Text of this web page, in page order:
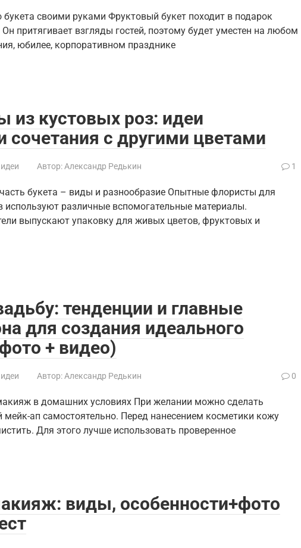
букета своими руками Фруктовый букет походит в подарок
притягивает взгляды гостей, поэтому будет уместен на любом
юбилее, корпоративном празднике
из кустовых роз: идеи
сочетания с другими цветами
Автор: Александр Редькин 1
букета – виды и разнообразие Опытные флористы для
используют различные вспомогательные материалы.
выпускают упаковку для живых цветов, фруктовых и
тенденции и главные
для создания идеального
+ видео)
Автор: Александр Редькин 0
в домашних условиях При желании можно сделать
ап самостоятельно. Перед нанесением косметики кожу
Для этого лучше использовать проверенное
виды, особенности+фото